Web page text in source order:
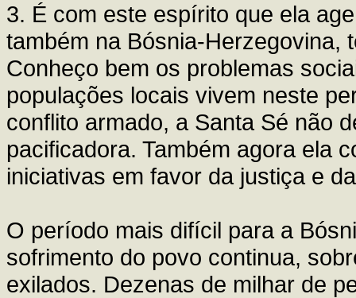
3. É com este espírito que ela
também na Bósnia-Herzegovina,
Conheço bem os problemas
populações locais vivem neste
conflito armado, a Santa Sé não
pacificadora. Também agora ela
iniciativas em favor da justiça e
O período mais difícil para a
sofrimento do povo continua,
exilados. Dezenas de milhar de